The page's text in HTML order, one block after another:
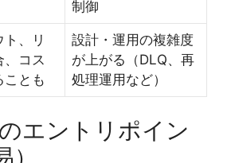
制御
ト、リ
、コス
ことも
設計・運用の複雑度
が上がる（DLQ、再
処理運用など）
エントリポイン